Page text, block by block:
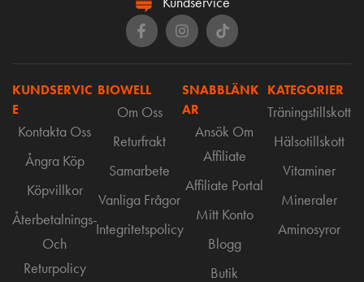
KUNDSERVIC
E
Kontakta Oss
Ångra Köp
Köpvillkor
Återbetalnings-
Och
Returpolicy
BIOWELL
Om Oss
Returfrakt
Samarbete
Vanliga Frågor
Integritetspolicy
SNABBLÄNK
AR
Ansök Om
Affiliate
Affiliate Portal
Mitt Konto
Blogg
Butik
KATEGORIER
Träningstillskott
Hälsotillskott
Vitaminer
Mineraler
Aminosyror